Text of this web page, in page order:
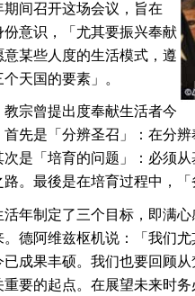
间召开这场会议，旨在
份意识，「尤其要振兴奉献
某些人度的生活模式，遵
天国的要素」。
宗曾提出度奉献生活者今
首先是「分辨圣召」：在分
是「培育的问题」：必须
。最後是在培育过程中，
年制定了三个目标，即满
德阿维兹枢机说：「我们
成果丰硕。我们也要回顾
要的起点。在展望未来时